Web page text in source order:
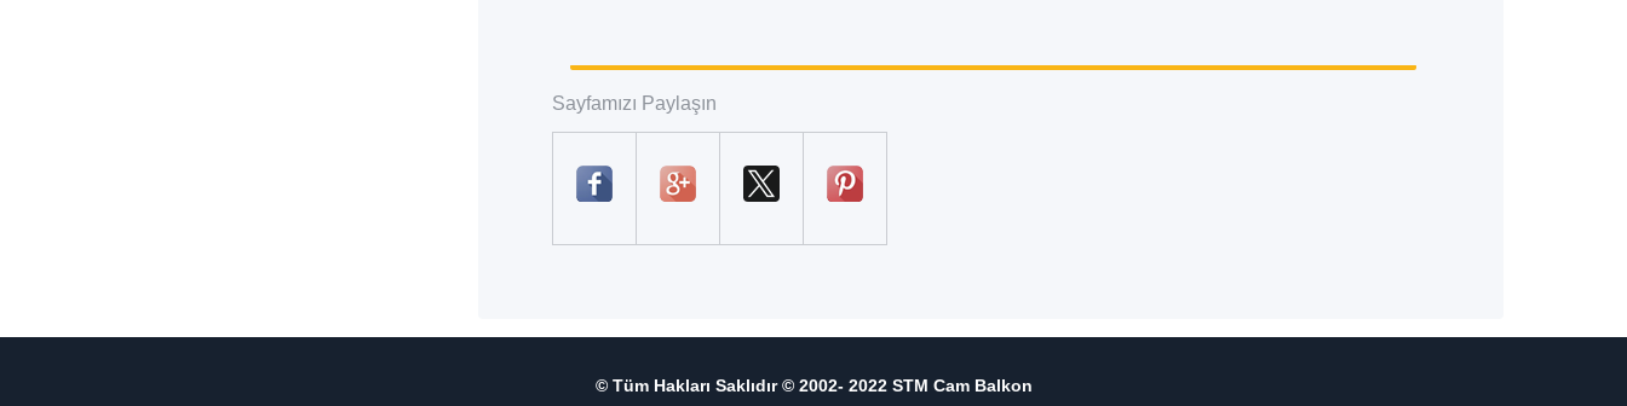
Sayfamızı Paylaşın
© Tüm Hakları Saklıdır © 2002- 2022 STM Cam Balkon